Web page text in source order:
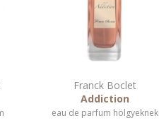
Franck Boclet
Addiction
eau de parfum hölgyeknek